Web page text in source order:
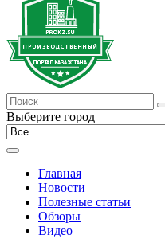
Выберите город
Главная
Новости
Полезные статьи
Обзоры
Видео